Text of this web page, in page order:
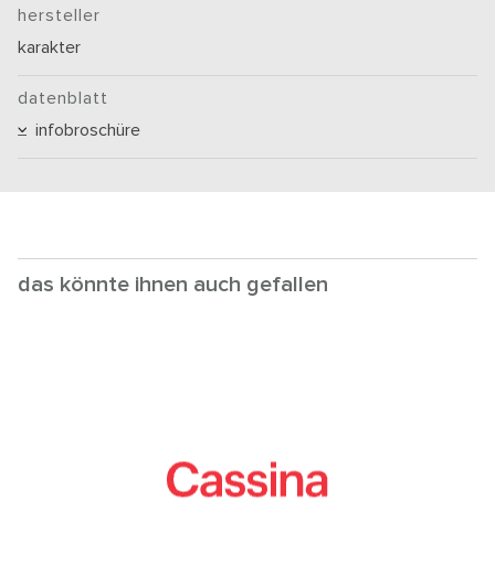
hersteller
karakter
datenblatt
infobroschüre
das könnte ihnen auch gefallen